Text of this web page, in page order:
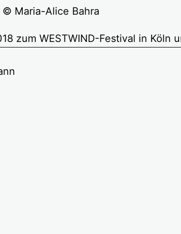
Maria-Alice Bahra
zum WESTWIND-Festival in